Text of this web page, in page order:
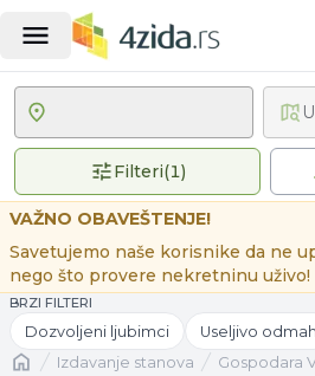
Filteri(1)1 primenjen
VAŽNO OBAVEŠTENJE!
Savetujemo naše korisnike da ne
nego što provere nekretninu uživo!
BRZI FILTERI
Dozvoljeni ljubimci Useljivo odmah
Naslovnaizdavanje stanova Gospodara